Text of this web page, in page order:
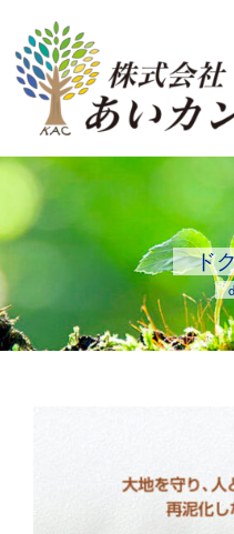
content
HOME
会社概要
資材部門
ドク